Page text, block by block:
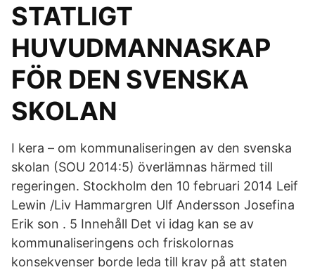
STATLIGT
HUVUDMANNASKAP
FÖR DEN SVENSKA
SKOLAN
I kera – om kommunaliseringen av den svenska
skolan (SOU 2014:5) överlämnas härmed till
regeringen. Stockholm den 10 februari 2014 Leif
Lewin /Liv Hammargren Ulf Andersson Josefina
Erik son . 5 Innehåll Det vi idag kan se av
kommunaliseringens och friskolornas
konsekvenser borde leda till krav på att staten